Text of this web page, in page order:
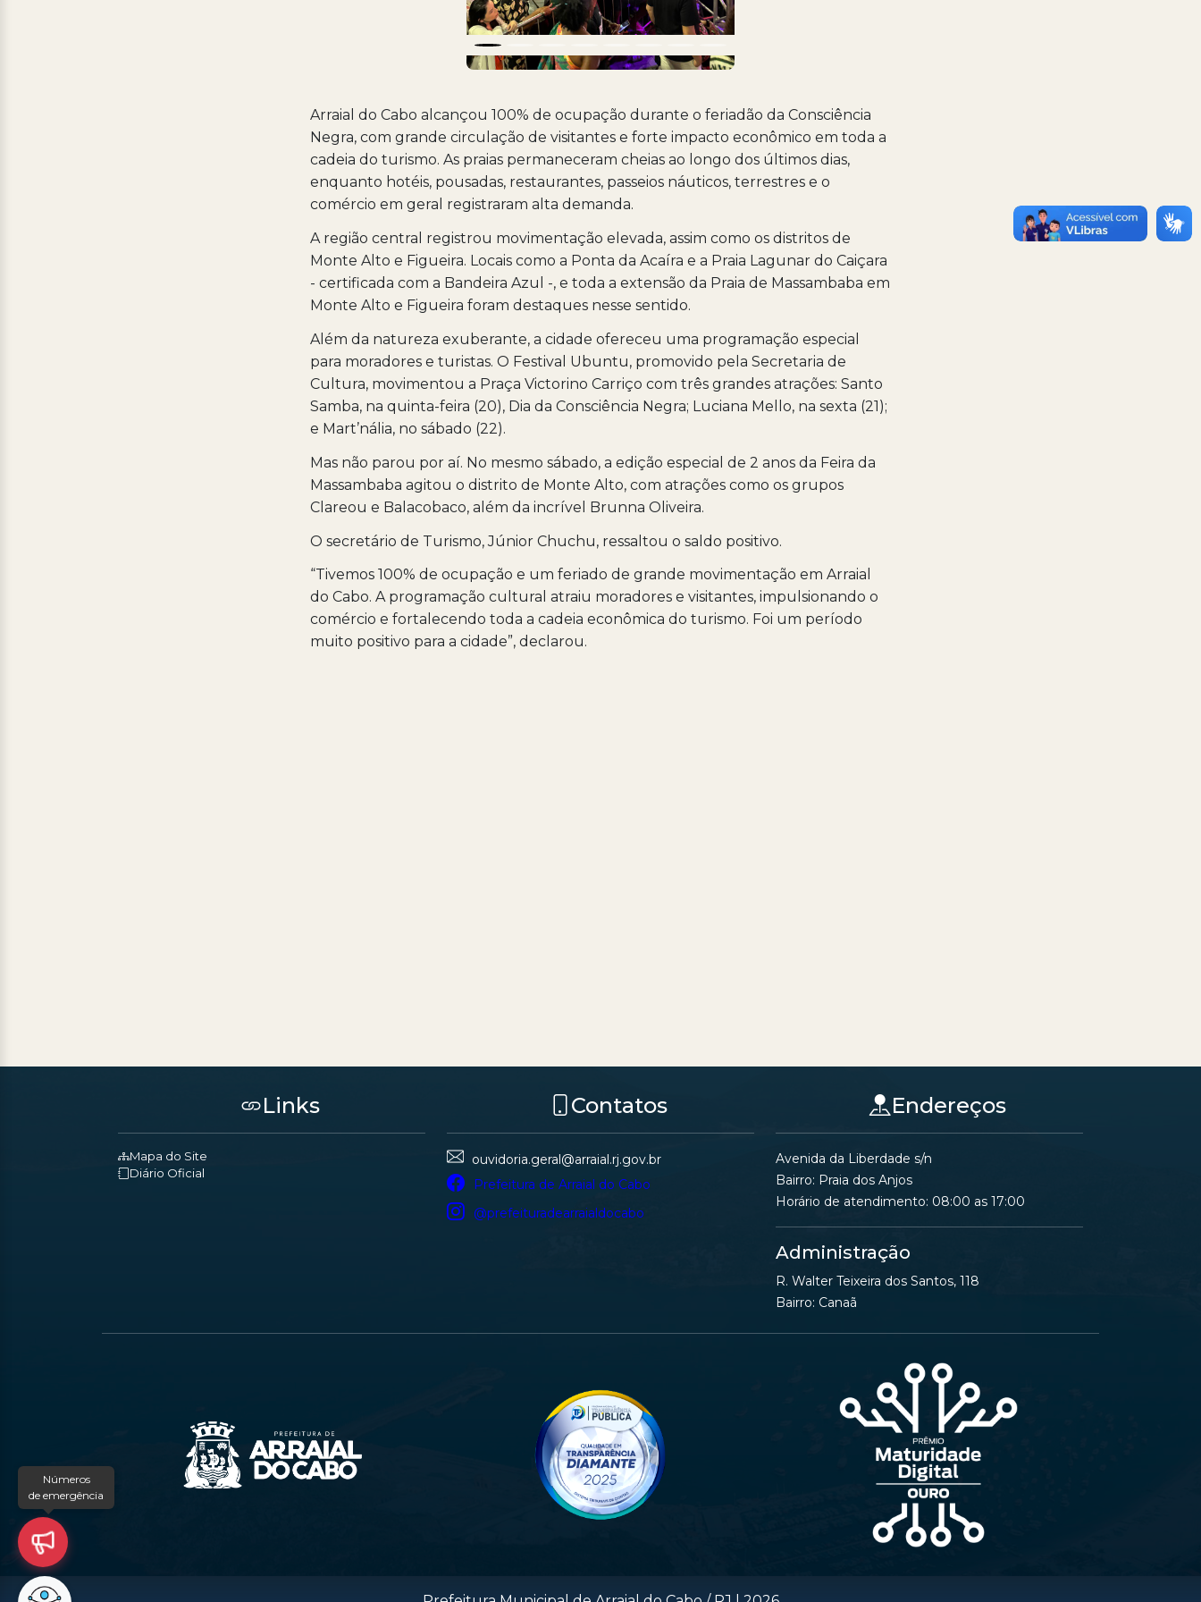
Números
de emergência
Arraial do Cabo alcançou 100% de ocupação durante o feriadão da Consciência
Negra, com grande circulação de visitantes e forte impacto econômico em toda a
cadeia do turismo. As praias permaneceram cheias ao longo dos últimos dias,
enquanto hotéis, pousadas, restaurantes, passeios náuticos, terrestres e o
comércio em geral registraram alta demanda.
A região central registrou movimentação elevada, assim como os distritos de
Monte Alto e Figueira. Locais como a Ponta da Acaíra e a Praia Lagunar do Caiçara
- certificada com a Bandeira Azul -, e toda a extensão da Praia de Massambaba em
Monte Alto e Figueira foram destaques nesse sentido.
Além da natureza exuberante, a cidade ofereceu uma programação especial
para moradores e turistas. O Festival Ubuntu, promovido pela Secretaria de
Cultura, movimentou a Praça Victorino Carriço com três grandes atrações: Santo
Samba, na quinta-feira (20), Dia da Consciência Negra; Luciana Mello, na sexta (21);
e Mart’nália, no sábado (22).
Mas não parou por aí. No mesmo sábado, a edição especial de 2 anos da Feira da
Massambaba agitou o distrito de Monte Alto, com atrações como os grupos
Clareou e Balacobaco, além da incrível Brunna Oliveira.
O secretário de Turismo, Júnior Chuchu, ressaltou o saldo positivo.
“Tivemos 100% de ocupação e um feriado de grande movimentação em Arraial
do Cabo. A programação cultural atraiu moradores e visitantes, impulsionando o
comércio e fortalecendo toda a cadeia econômica do turismo. Foi um período
muito positivo para a cidade”, declarou.
Links
Mapa do Site
Diário Oficial
Contatos
ouvidoria.geral@arraial.rj.gov.br
Prefeitura de Arraial do Cabo
@prefeituradearraialdocabo
Endereços
Avenida da Liberdade s/n
Bairro: Praia dos Anjos
Horário de atendimento: 08:00 as 17:00
Administração
R. Walter Teixeira dos Santos, 118
Bairro: Canaã